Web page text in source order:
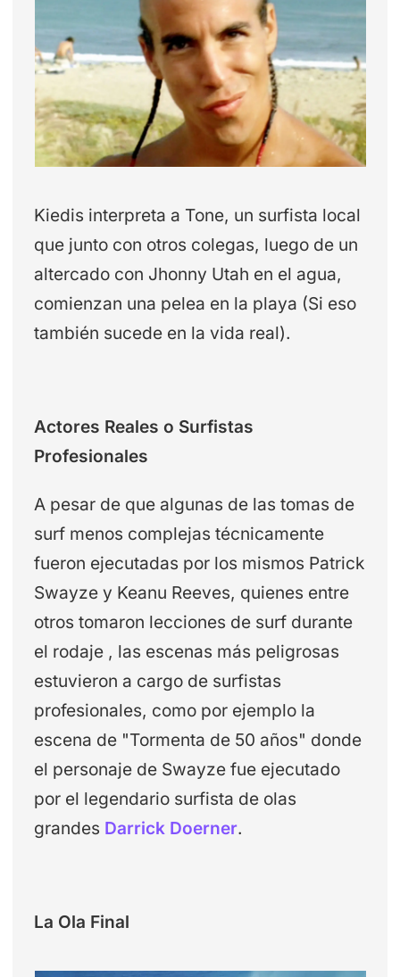
Kiedis interpreta a Tone, un surfista local
que junto con otros colegas, luego de un
altercado con Jhonny Utah en el agua,
comienzan una pelea en la playa (Si eso
también sucede en la vida real).
Actores Reales o Surfistas
Profesionales
A pesar de que algunas de las tomas de
surf menos complejas técnicamente
fueron ejecutadas por los mismos Patrick
Swayze y Keanu Reeves, quienes entre
otros tomaron lecciones de surf durante
el rodaje , las escenas más peligrosas
estuvieron a cargo de surfistas
profesionales, como por ejemplo la
escena de "Tormenta de 50 años" donde
el personaje de Swayze fue ejecutado
por el legendario surfista de olas
grandes Darrick Doerner.
La Ola Final